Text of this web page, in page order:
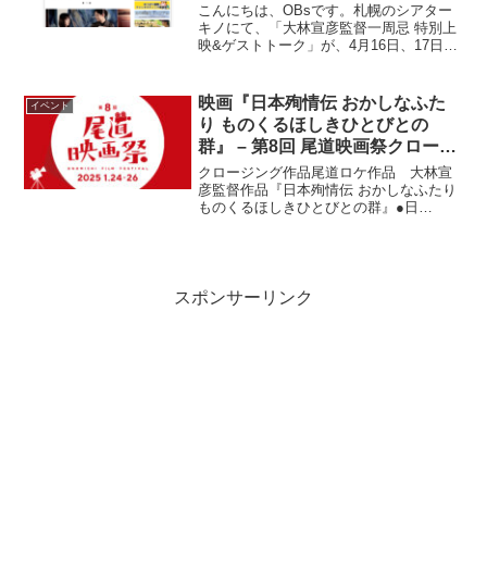
こんにちは、OBsです。札幌のシアター
キノにて、「大林宣彦監督一周忌 特別上
映&ゲストトーク」が、4月16日、17日に
の伝説 いつか見たドラキュラ』日時：４/
１...
イベント
映画『日本殉情伝 おかしなふた
り ものくるほしきひとびとの
群』 – 第8回 尾道映画祭クロージ
ング
クロージング作品尾道ロケ作品 大林宣
彦監督作品『日本殉情伝 おかしなふたり
ものくるほしきひとびとの群』●日
スポンサーリンク